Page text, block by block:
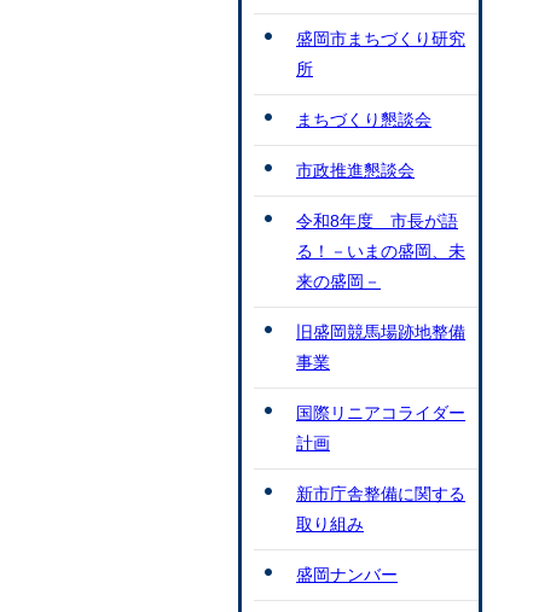
盛岡市まちづくり研究
所
まちづくり懇談会
市政推進懇談会
令和8年度 市長が語
る！－いまの盛岡、未
来の盛岡－
旧盛岡競馬場跡地整備
事業
国際リニアコライダー
計画
新市庁舎整備に関する
取り組み
盛岡ナンバー